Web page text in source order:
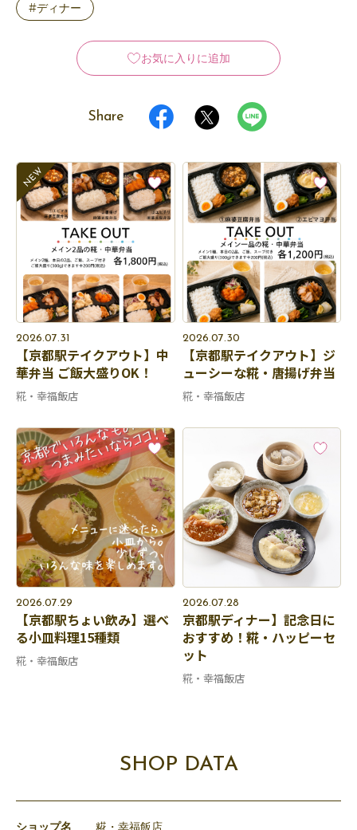
#ディナー
お気に入りに追加
Share
2026.07.31
【京都駅テイクアウト】中
華弁当 ご飯大盛りOK！
糀・幸福飯店
2026.07.30
【京都駅テイクアウト】ジ
ューシーな糀・唐揚げ弁当
糀・幸福飯店
2026.07.29
【京都駅ちょい飲み】選べ
る小皿料理15種類
糀・幸福飯店
2026.07.28
京都駅ディナー】記念日に
おすすめ！糀・ハッピーセ
ット
糀・幸福飯店
SHOP DATA
ショップ名 糀・幸福飯店